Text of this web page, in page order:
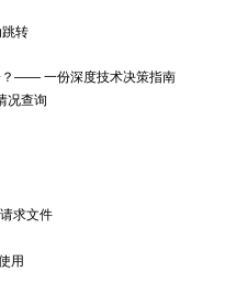
转
？—— 一份深度技术决策指南
况查询
求文件
用